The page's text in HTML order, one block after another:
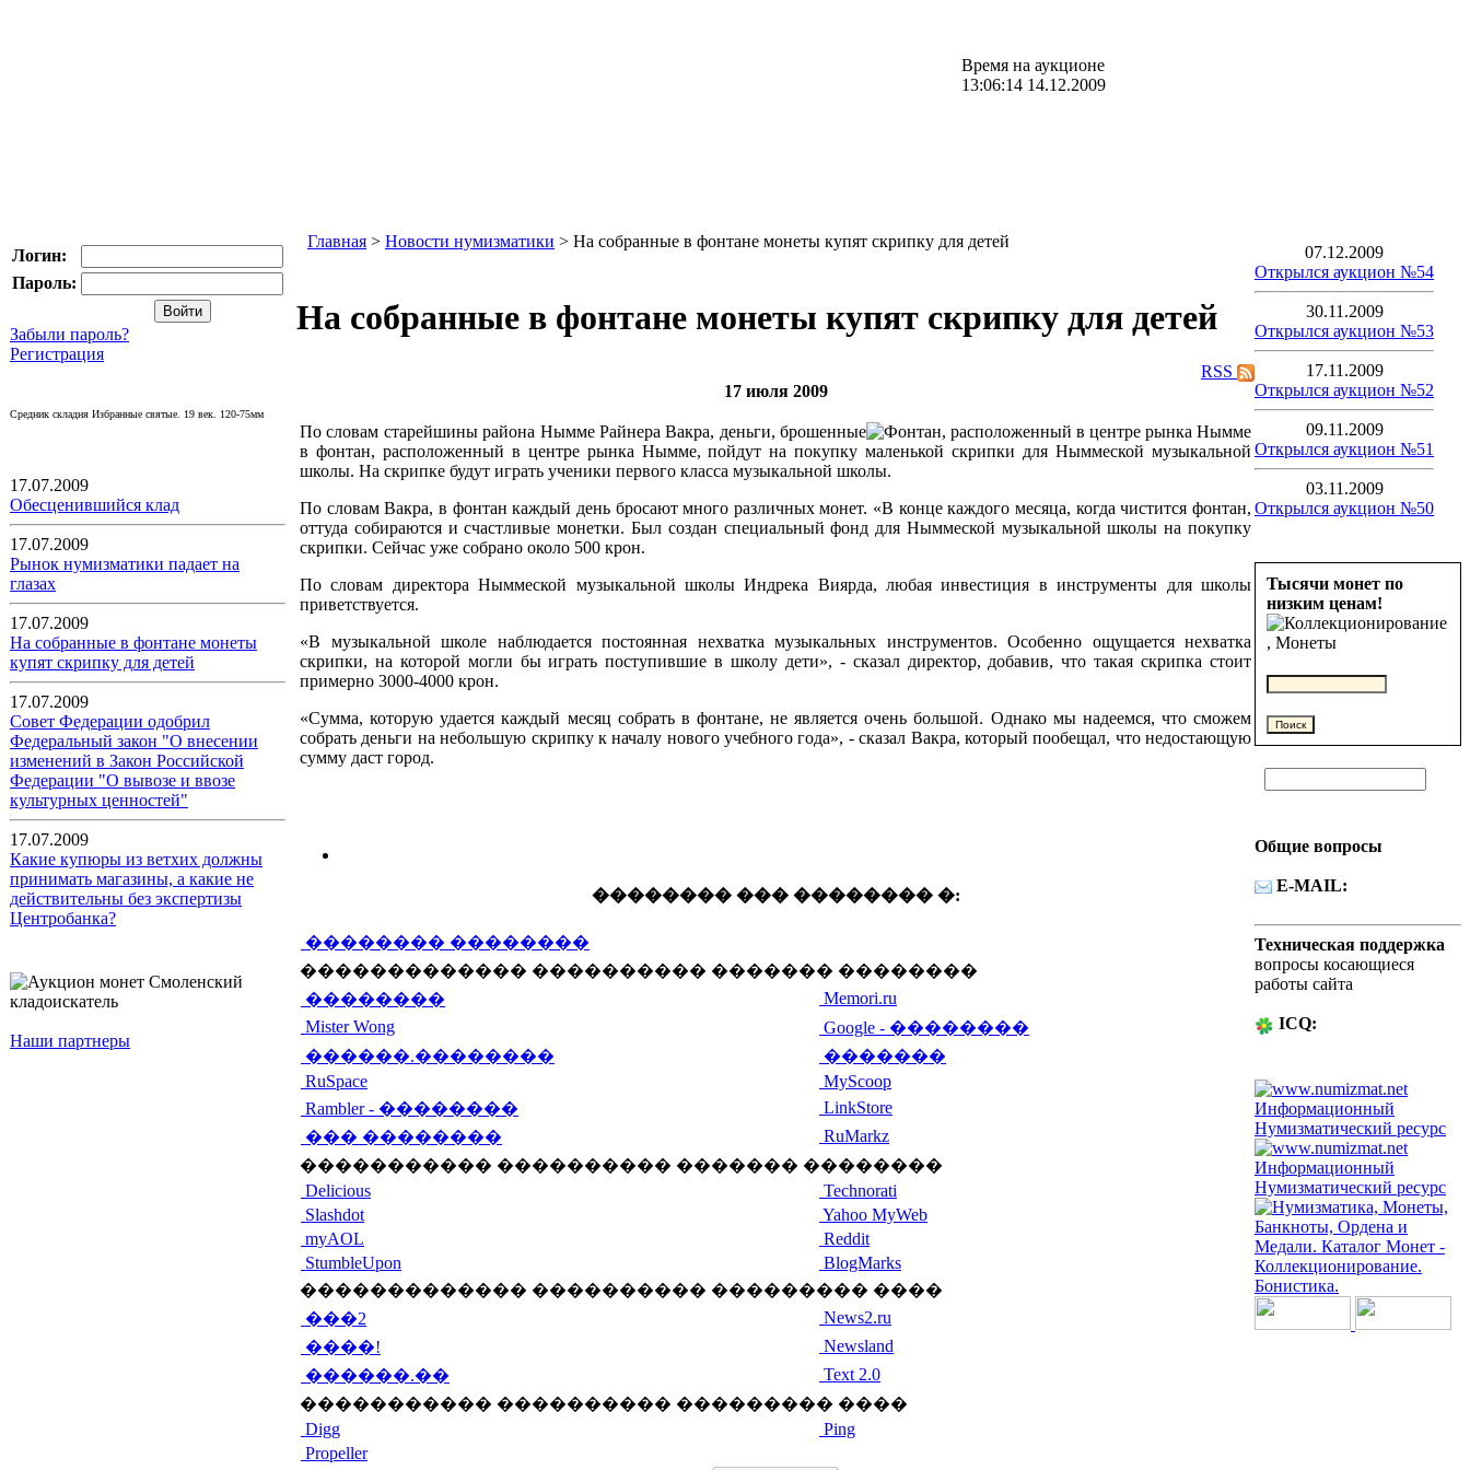
Время на аукционе
13:06:14 14.12.2009
Логин:
Пароль:
Забыли пароль?
Регистрация
Средник складня Избранные святые. 19 век. 120-75мм
17.07.2009
Обесценившийся клад
17.07.2009
Рынок нумизматики падает на
глазах
17.07.2009
На собранные в фонтане монеты
купят скрипку для детей
17.07.2009
Совет Федерации одобрил
Федеральный закон "О внесении
изменений в Закон Российской
Федерации "О вывозе и ввозе
культурных ценностей"
17.07.2009
Какие купюры из ветхих должны
принимать магазины, а какие не
действительны без экспертизы
Центробанка?
Наши партнеры
Главная > Новости нумизматики > На собранные в фонтане монеты купят скрипку для детей
На собранные в фонтане монеты купят скрипку для детей
RSS
17 июля 2009
По словам старейшины района Нымме Райнера Вакра, деньги, брошенные
в фонтан, расположенный в центре рынка Нымме, пойдут на покупку маленькой скрипки для Ныммеской музыкальной
школы. На скрипке будут играть ученики первого класса музыкальной школы.
По словам Вакра, в фонтан каждый день бросают много различных монет. «В конце каждого месяца, когда чистится фонтан,
оттуда собираются и счастливые монетки. Был создан специальный фонд для Ныммеской музыкальной школы на покупку
скрипки. Сейчас уже собрано около 500 крон.
По словам директора Ныммеской музыкальной школы Индрека Виярда, любая инвестиция в инструменты для школы
приветствуется.
«В музыкальной школе наблюдается постоянная нехватка музыкальных инструментов. Особенно ощущается нехватка
скрипки, на которой могли бы играть поступившие в школу дети», - сказал директор, добавив, что такая скрипка стоит
примерно 3000-4000 крон.
«Сумма, которую удается каждый месяц собрать в фонтане, не является очень большой. Однако мы надеемся, что сможем
собрать деньги на небольшую скрипку к началу нового учебного года», - сказал Вакра, который пообещал, что недостающую
сумму даст город.
�������� ��� �������� �:
�������� ��������
������������� ���������� ������� ��������
��������
Memori.ru
Mister Wong
Google - ��������
������.��������
�������
RuSpace
MyScoop
Rambler - ��������
LinkStore
��� ��������
RuMarkz
����������� ���������� ������� ��������
Delicious
Technorati
Slashdot
Yahoo MyWeb
myAOL
Reddit
StumbleUpon
BlogMarks
������������� ���������� ��������� ����
���2
News2.ru
����!
Newsland
������.��
Text 2.0
����������� ���������� ��������� ����
Digg
Ping
Propeller
07.12.2009
Открылся аукцион №54
30.11.2009
Открылся аукцион №53
17.11.2009
Открылся аукцион №52
09.11.2009
Открылся аукцион №51
03.11.2009
Открылся аукцион №50
Тысячи монет по
низким ценам!
Общие вопросы
E-MAIL:
Техническая поддержка
вопросы косающиеся
работы сайта
ICQ: